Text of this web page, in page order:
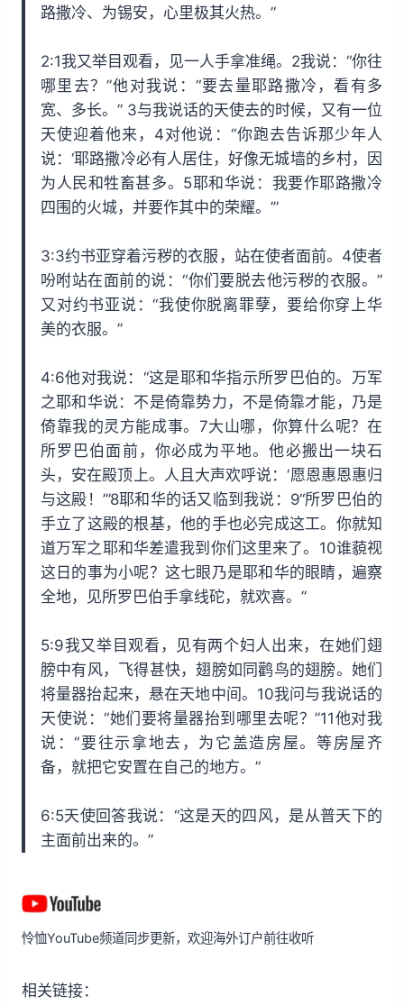
路撒冷、为锡安，心里极其火热。”
2:1我又举目观看，见一人手拿准绳。2我说：“你往
哪里去？”他对我说：“要去量耶路撒冷，看有多
宽、多长。” 3与我说话的天使去的时候，又有一位
天使迎着他来，4对他说：“你跑去告诉那少年人
说：‘耶路撒冷必有人居住，好像无城墙的乡村，因
为人民和牲畜甚多。5耶和华说：我要作耶路撒冷
四围的火城，并要作其中的荣耀。’”
3:3约书亚穿着污秽的衣服，站在使者面前。4使者
吩咐站在面前的说：“你们要脱去他污秽的衣服。”
又对约书亚说：“我使你脱离罪孽，要给你穿上华
美的衣服。”
4:6他对我说：“这是耶和华指示所罗巴伯的。万军
之耶和华说：不是倚靠势力，不是倚靠才能，乃是
倚靠我的灵方能成事。7大山哪，你算什么呢？在
所罗巴伯面前，你必成为平地。他必搬出一块石
头，安在殿顶上。人且大声欢呼说：‘愿恩惠恩惠归
与这殿！’”8耶和华的话又临到我说：9“所罗巴伯的
手立了这殿的根基，他的手也必完成这工。你就知
道万军之耶和华差遣我到你们这里来了。10谁藐视
这日的事为小呢？这七眼乃是耶和华的眼睛，遍察
全地，见所罗巴伯手拿线砣，就欢喜。”
5:9我又举目观看，见有两个妇人出来，在她们翅
膀中有风，飞得甚快，翅膀如同鹳鸟的翅膀。她们
将量器抬起来，悬在天地中间。10我问与我说话的
天使说：“她们要将量器抬到哪里去呢？”11他对我
说：“要往示拿地去，为它盖造房屋。等房屋齐
备，就把它安置在自己的地方。”
6:5天使回答我说：“这是天的四风，是从普天下的
主面前出来的。”
怜恤YouTube频道同步更新，欢迎海外订户前往收听
相关链接：